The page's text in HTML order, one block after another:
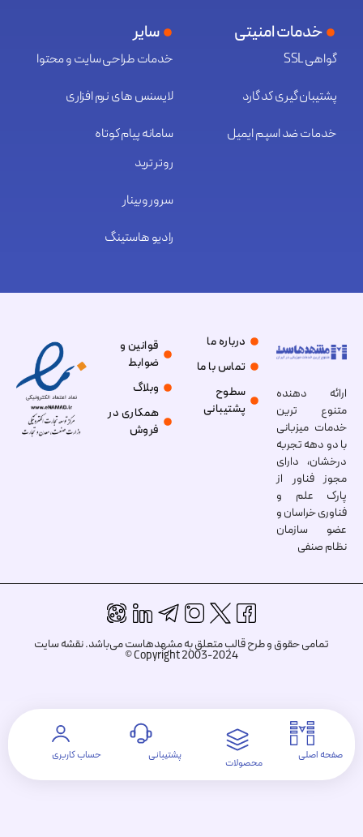
خدمات امنیتی
گواهی SSL
پشتیبان گیری کد گارد
خدمات ضد اسپم ایمیل
سایر
خدمات طراحی سایت و محتوا
لایسنس های نرم افزاری
سامانه پیام کوتاه
روتر ترید
سرور وبینار
رادیو هاستینگ
ارائه دهنده
متنوع ترین
خدمات میزبانی
با دو دهه تجربه
درخشان، دارای
مجوز فناور از
پارک علم و
فناوری خراسان و
عضو سازمان
نظام صنفی
درباره ما
تماس با ما
سطوح
پشتیبانی
قوانین و
ضوابط
وبلاگ
همکاری در
فروش
تمامی حقوق و طرح قالب متعلق به مشهدهاست می‌باشد.نقشه سایت
Copyright 2003-2024 ©
صفحه اصلی
محصولات
پشتیبانی حساب کاربری